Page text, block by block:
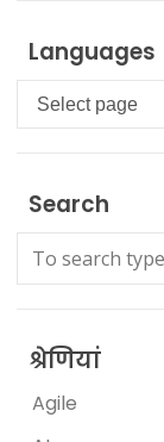
Languages
Languages
Search
श्रेणियां
Agile